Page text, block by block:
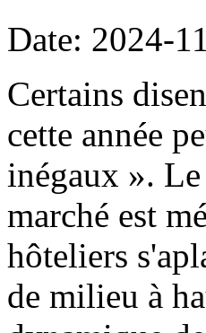
Date: 2024-
Certains
cette année
inégaux ».
marché est
hôteliers
de milieu à